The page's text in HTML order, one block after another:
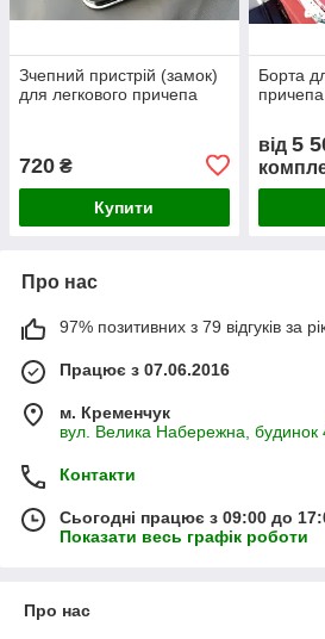
Зчепний пристрій (замок)
для легкового причепа
720 ₴
Купити
Борта
від 5
Про нас
97% позитивних з 79 відгуків за
Працює з 07.06.2016
м. Кременчук
вул. Велика Набережна, будинок
Контакти
Сьогодні працює з 09:00 до
Показати весь графік роботи
Про нас